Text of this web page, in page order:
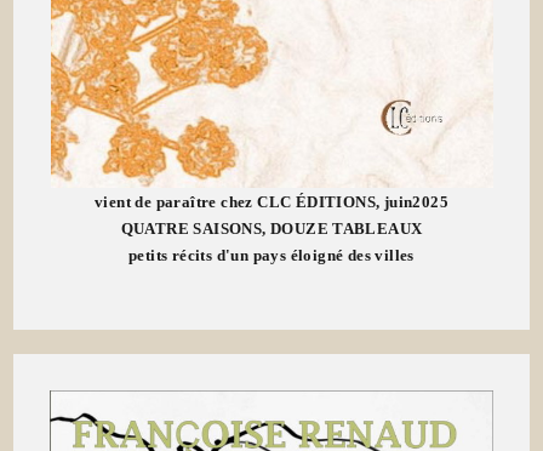
vient de paraître chez CLC ÉDITIONS, juin2025
QUATRE SAISONS, DOUZE TABLEAUX
petits récits d'un pays éloigné des villes